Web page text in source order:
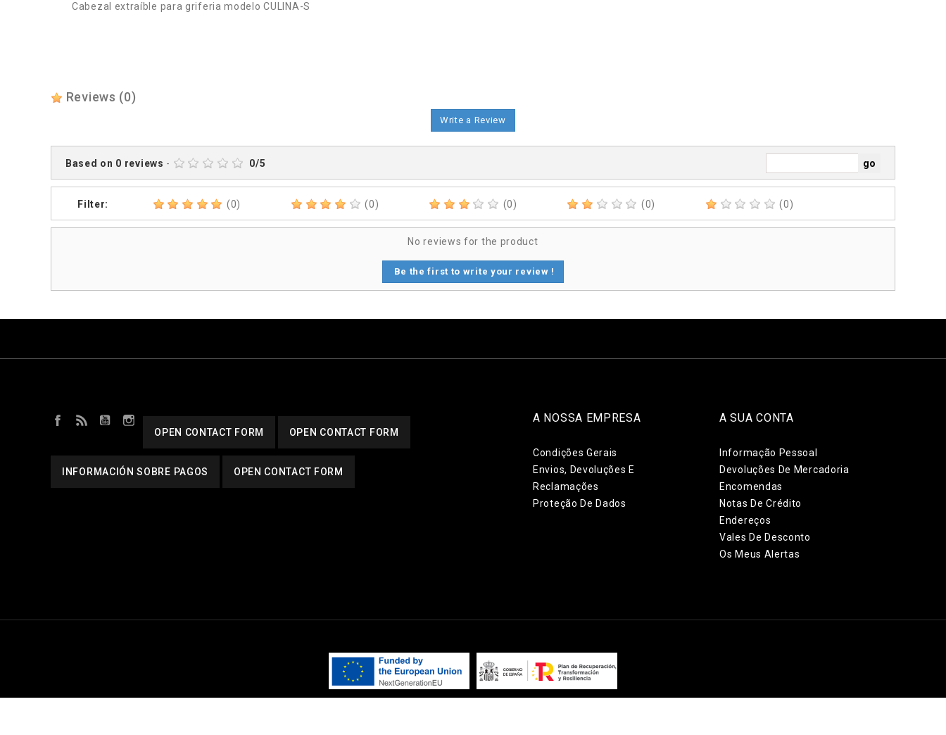
Cabezal extraíble para griferia modelo CULINA-S
Reviews (0)
Write a Review
Based on 0 reviews - 0/5
Filter: (0) (0) (0) (0) (0)
No reviews for the product
Be the first to write your review !
Facebook
Rss YouTubeInstagram A SUA CONTA
Informação Pessoal
Devoluções De Mercadoria
Encomendas
Notas De Crédito
Endereços
Vales De Desconto
Os Meus Alertas
A NOSSA EMPRESA
Condições Gerais
Envios, Devoluções E
Reclamações
Proteção De Dados
OPEN CONTACT FORM OPEN CONTACT FORM
INFORMACIÓN SOBRE PAGOS OPEN CONTACT FORM